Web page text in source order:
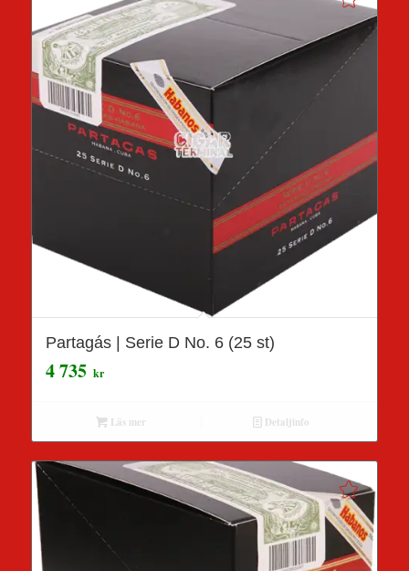
Partagás | Serie D No. 6 (25 st)
4 735 kr
Läs mer Detaljinfo